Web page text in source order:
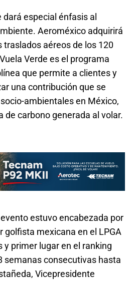
especial énfasis al
Aeroméxico adquirirá
traslados aéreos de los 120
Verde es el programa
que permite a clientes y
una contribución que se
ambientales en México,
de carbono generada al volar.
estuvo encabezada por
golfista mexicana en el LPGA
y primer lugar en el ranking
semanas consecutivas hasta
Vicepresidente